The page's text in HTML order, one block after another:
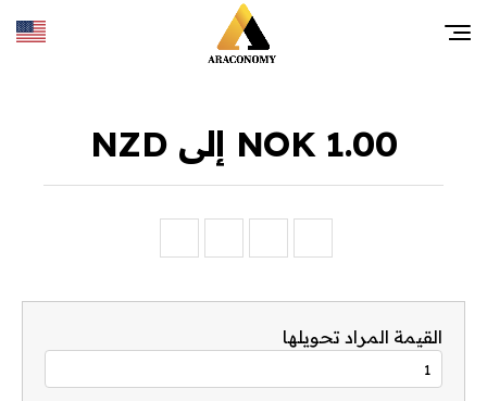
1.00 NOK إلى NZD
القيمة المراد تحويلها